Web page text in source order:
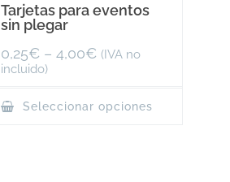
Tarjetas para eventos
sin plegar
0,25€ – 4,00€ (IVA no
incluido)
Seleccionar opciones